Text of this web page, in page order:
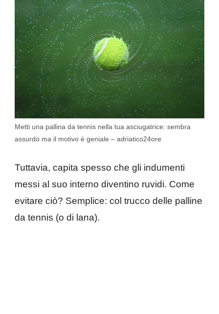
Metti una pallina da tennis nella tua asciugatrice: sembra
assurdo ma il motivo è geniale – adriatico24ore
Tuttavia, capita spesso che gli indumenti
messi al suo interno diventino ruvidi. Come
evitare ciò? Semplice: col trucco delle palline
da tennis (o di lana).